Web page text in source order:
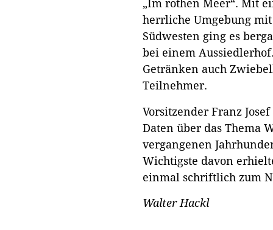
„Im rothen Meer“. Mit
herrliche Umgebung
Südwesten ging es
bei einem
Getränken auch
Teilnehmer.
Vorsitzender Franz
Daten über das Thema
vergangenen
Wichtigste davon
einmal schriftlich zum
Walter Hackl